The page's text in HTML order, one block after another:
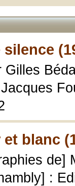
Gilles
blanc
de]
: